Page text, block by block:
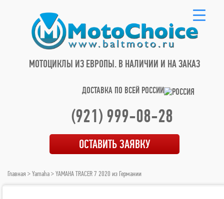
МОТОЦИКЛЫ ИЗ ЕВРОПЫ. В НАЛИЧИИ И НА ЗАКАЗ
ДОСТАВКА ПО ВСЕЙ РОССИИ
(921) 999-08-28
ОСТАВИТЬ ЗАЯВКУ
Главная >Yamaha> YAMAHA TRACER 7 2020 из Германии